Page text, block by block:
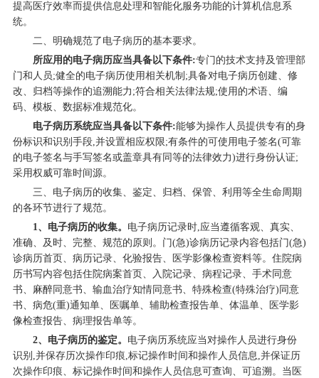
提高医疗效率而提供信息处理和智能化服务功能的计算机信息系
统。
二、明确规范了电子病历的基本要求。
所应用的电子病历应当具备以下条件:专门的技术支持及管理部
门和人员;健全的电子病历使用相关机制;具备对电子病历创建、修
改、归档等操作的追溯能力;符合相关法律法规;使用的术语、编
码、模板、数据标准规范化。
电子病历系统应当具备以下条件:能够为操作人员提供专有的身
份标识和识别手段,并设置相应权限;有条件的可使用电子签名(可靠
的电子签名与手写签名或盖章具有同等的法律效力)进行身份认证;
采用权威可靠时间源。
三、电子病历的收集、鉴定、归档、保管、利用等全生命周期
的各环节进行了规范。
1、电子病历的收集。 电子病历记录时,应当遵循客观、真实、
准确、及时、完整、规范的原则。门(急)诊病历记录内容包括门(急)
诊病历首页、病历记录、化验报告、医学影像检查资料等。住院病
历书写内容包括住院病案首页、入院记录、病程记录、手术同意
书、麻醉同意书、输血治疗知情同意书、特殊检查(特殊治疗)同意
书、病危(重)通知单、医嘱单、辅助检查报告单、体温单、医学影
像检查报告、病理报告单等。
2、电子病历的鉴定。 电子病历系统应当对操作人员进行身份
识别,并保存历次操作印痕,标记操作时间和操作人员信息,并保证历
次操作印痕、标记操作时间和操作人员信息可查询、可追溯。当医